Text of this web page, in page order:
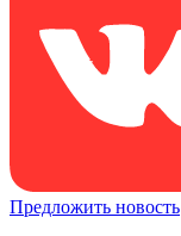
Предложить новость